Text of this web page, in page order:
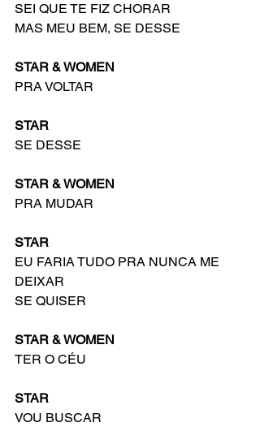
SEI QUE TE FIZ CHORAR
MAS MEU BEM, SE DESSE
STAR & WOMEN
PRA VOLTAR
STAR
SE DESSE
STAR & WOMEN
PRA MUDAR
STAR
EU FARIA TUDO PRA NUNCA ME
DEIXAR
SE QUISER
STAR & WOMEN
TER O CÉU
STAR
VOU BUSCAR